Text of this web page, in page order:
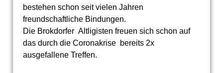
bestehen schon seit vielen Jahren
freundschaftliche Bindungen.
Die Brokdorfer Altligisten freuen sich schon auf
das durch die Coronakrise bereits 2x
ausgefallene Treffen.